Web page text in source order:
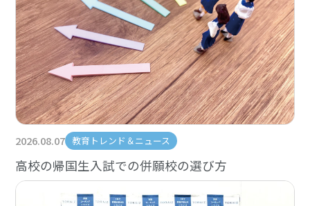
2026.08.07 教育トレンド＆ニュース
高校の帰国生入試での併願校の選び方